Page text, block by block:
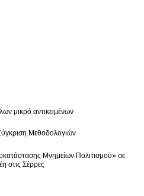
μικρό αντικειμένων
Μεθοδολογιών
Μνημείων Πολιτισμού» σε
στις Σέρρες